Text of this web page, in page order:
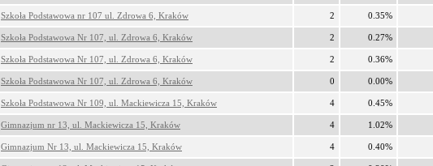
Szkoła Podstawowa nr 107 ul. Zdrowa 6, Kraków 2 0.35%
Szkoła Podstawowa Nr 107, ul. Zdrowa 6, Kraków 2 0.27%
Szkoła Podstawowa Nr 107, ul. Zdrowa 6, Kraków 2 0.36%
Szkoła Podstawowa Nr 107, ul. Zdrowa 6, Kraków 0 0.00%
Szkoła Podstawowa Nr 109, ul. Mackiewicza 15, Kraków 4 0.45%
Gimnazjum nr 13, ul. Mackiewicza 15, Kraków 4 1.02%
Gimnazjum Nr 13, ul. Mackiewicza 15, Kraków 4 0.40%